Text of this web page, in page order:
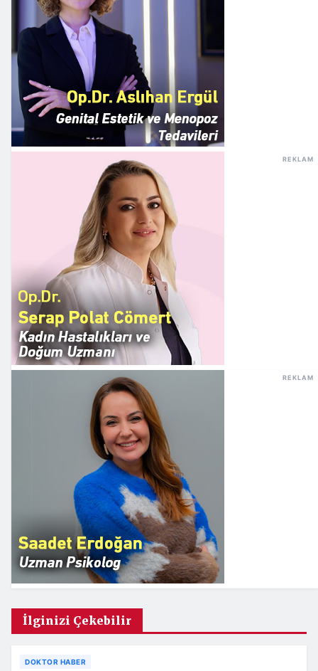
REKLAM
REKLAM
İlginizi Çekebilir
DOKTOR HABER